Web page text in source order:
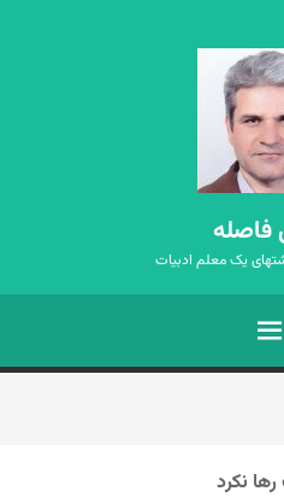
یک معلم ادبیات
فهرست
نکرد